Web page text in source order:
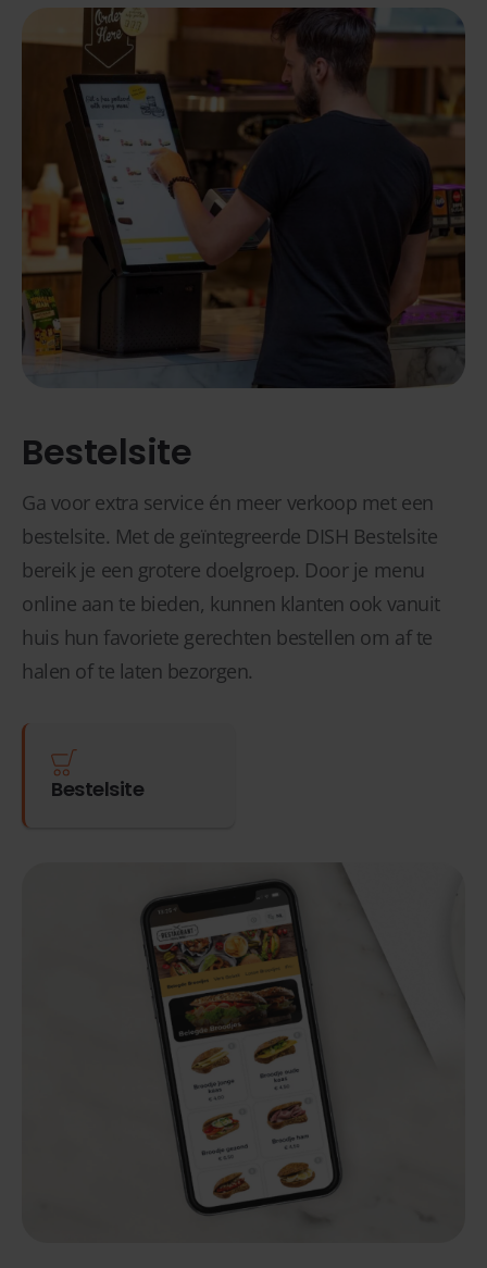
Bestelsite
Ga voor extra service én meer verkoop met een
bestelsite. Met de geïntegreerde DISH Bestelsite
bereik je een grotere doelgroep. Door je menu
online aan te bieden, kunnen klanten ook vanuit
huis hun favoriete gerechten bestellen om af te
halen of te laten bezorgen.
Bestelsite